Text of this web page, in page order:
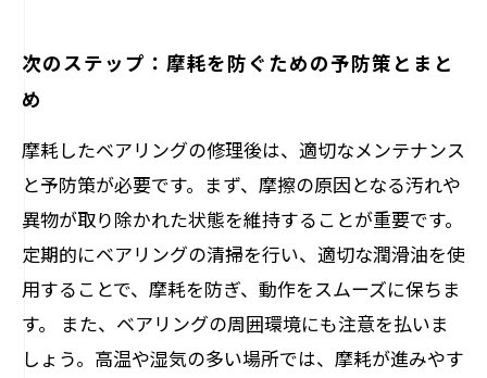
次のステップ：摩耗を防ぐための予防策とまと
め
摩耗したベアリングの修理後は、適切なメンテナンス
と予防策が必要です。まず、摩擦の原因となる汚れや
異物が取り除かれた状態を維持することが重要です。
定期的にベアリングの清掃を行い、適切な潤滑油を使
用することで、摩耗を防ぎ、動作をスムーズに保ちま
す。 また、ベアリングの周囲環境にも注意を払いま
しょう。高温や湿気の多い場所では、摩耗が進みやす